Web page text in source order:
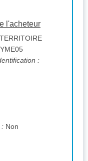
l'acheteur
TERRITOIRE
:
: Non